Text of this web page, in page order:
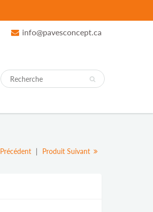
info@pavesconcept.ca
| Produit Suivant